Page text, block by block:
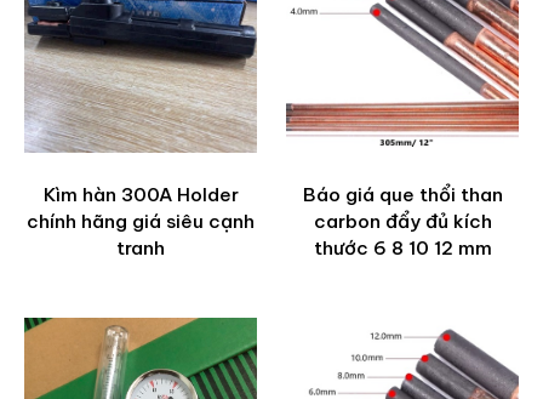
Kìm hàn 300A Holder
chính hãng giá siêu cạnh
tranh
Báo giá que thổi than
carbon đẩy đủ kích
thước 6 8 10 12 mm